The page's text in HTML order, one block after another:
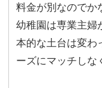
料金が別なのでか
幼稚園は専業主婦
本的な土台は変わ
ーズにマッチしな